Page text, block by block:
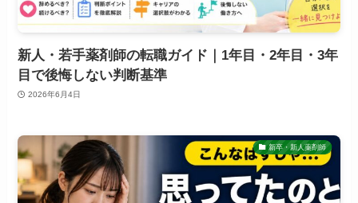
新人・若手薬剤師の転職ガイド｜1年目・2年目・3年
目で後悔しない判断基準
2026年6月4日
新卒・新人薬剤師